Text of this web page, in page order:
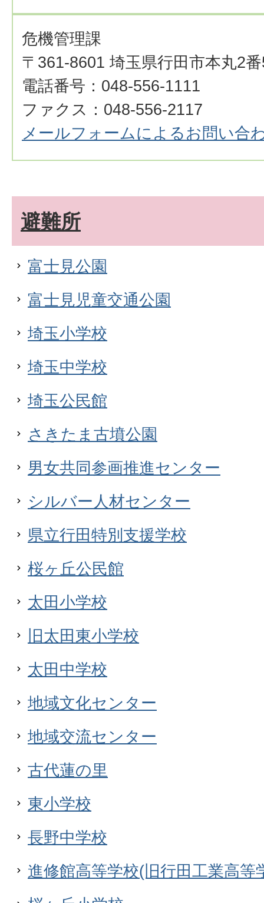
危機管理課
〒361-8601 埼玉県行田市本丸2
電話番号：048-556-1111
ファクス：048-556-2117
メールフォームによるお問い合
避難所
富士見公園
富士見児童交通公園
埼玉小学校
埼玉中学校
埼玉公民館
さきたま古墳公園
男女共同参画推進センター
シルバー人材センター
県立行田特別支援学校
桜ヶ丘公民館
太田小学校
旧太田東小学校
太田中学校
地域文化センター
地域交流センター
古代蓮の里
東小学校
長野中学校
進修館高等学校(旧行田工業高等